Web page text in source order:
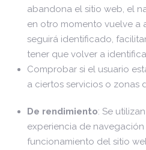
abandona el sitio web, el
en otro momento vuelve a
seguirá identificado,
tener que volver a
Comprobar si el usuario
a ciertos servicios o zonas
De rendimiento: Se
experiencia de
funcionamiento del sitio